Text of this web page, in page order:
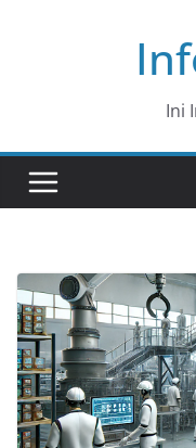
Ini